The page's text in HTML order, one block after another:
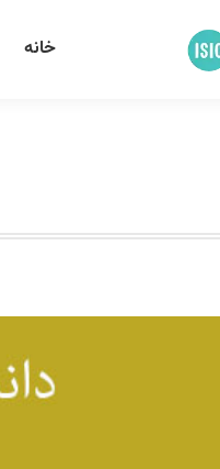
خانه